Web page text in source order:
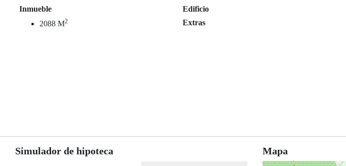
Inmueble
2088 M2
Edificio
Extras
Simulador de hipoteca Mapa